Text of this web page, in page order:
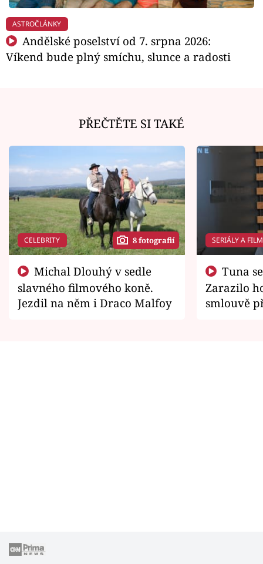
ASTROČLÁNKY
Andělské poselství od 7. srpna 2026:
Víkend bude plný smíchu, slunce a radosti
PŘEČTĚTE SI TAKÉ
CELEBRITY 8 fotografií
slavného filmového koně.
Jezdil na něm i Draco Malfoy
SERIÁLY A
Zarazilo
smlouvě